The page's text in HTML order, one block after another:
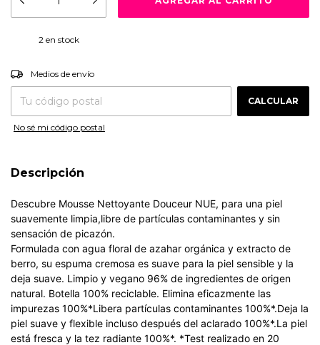
2en stock
Entregas para el CP:
Medios de envío
CALCULAR
No sé mi código postal
Descripción
Descubre Mousse Nettoyante Douceur NUE, para una piel
suavemente limpia,libre de partículas contaminantes y sin
sensación de picazón.
Formulada con agua floral de azahar orgánica y extracto de
berro, su espuma cremosa es suave para la piel sensible y la
deja suave. Limpio y vegano 96% de ingredientes de origen
natural. Botella 100% reciclable. Elimina eficazmente las
impurezas 100%*Libera partículas contaminantes 100%*.Deja la
piel suave y flexible incluso después del aclarado 100%*.La piel
está fresca y la tez radiante 100%*. *Test realizado en 20